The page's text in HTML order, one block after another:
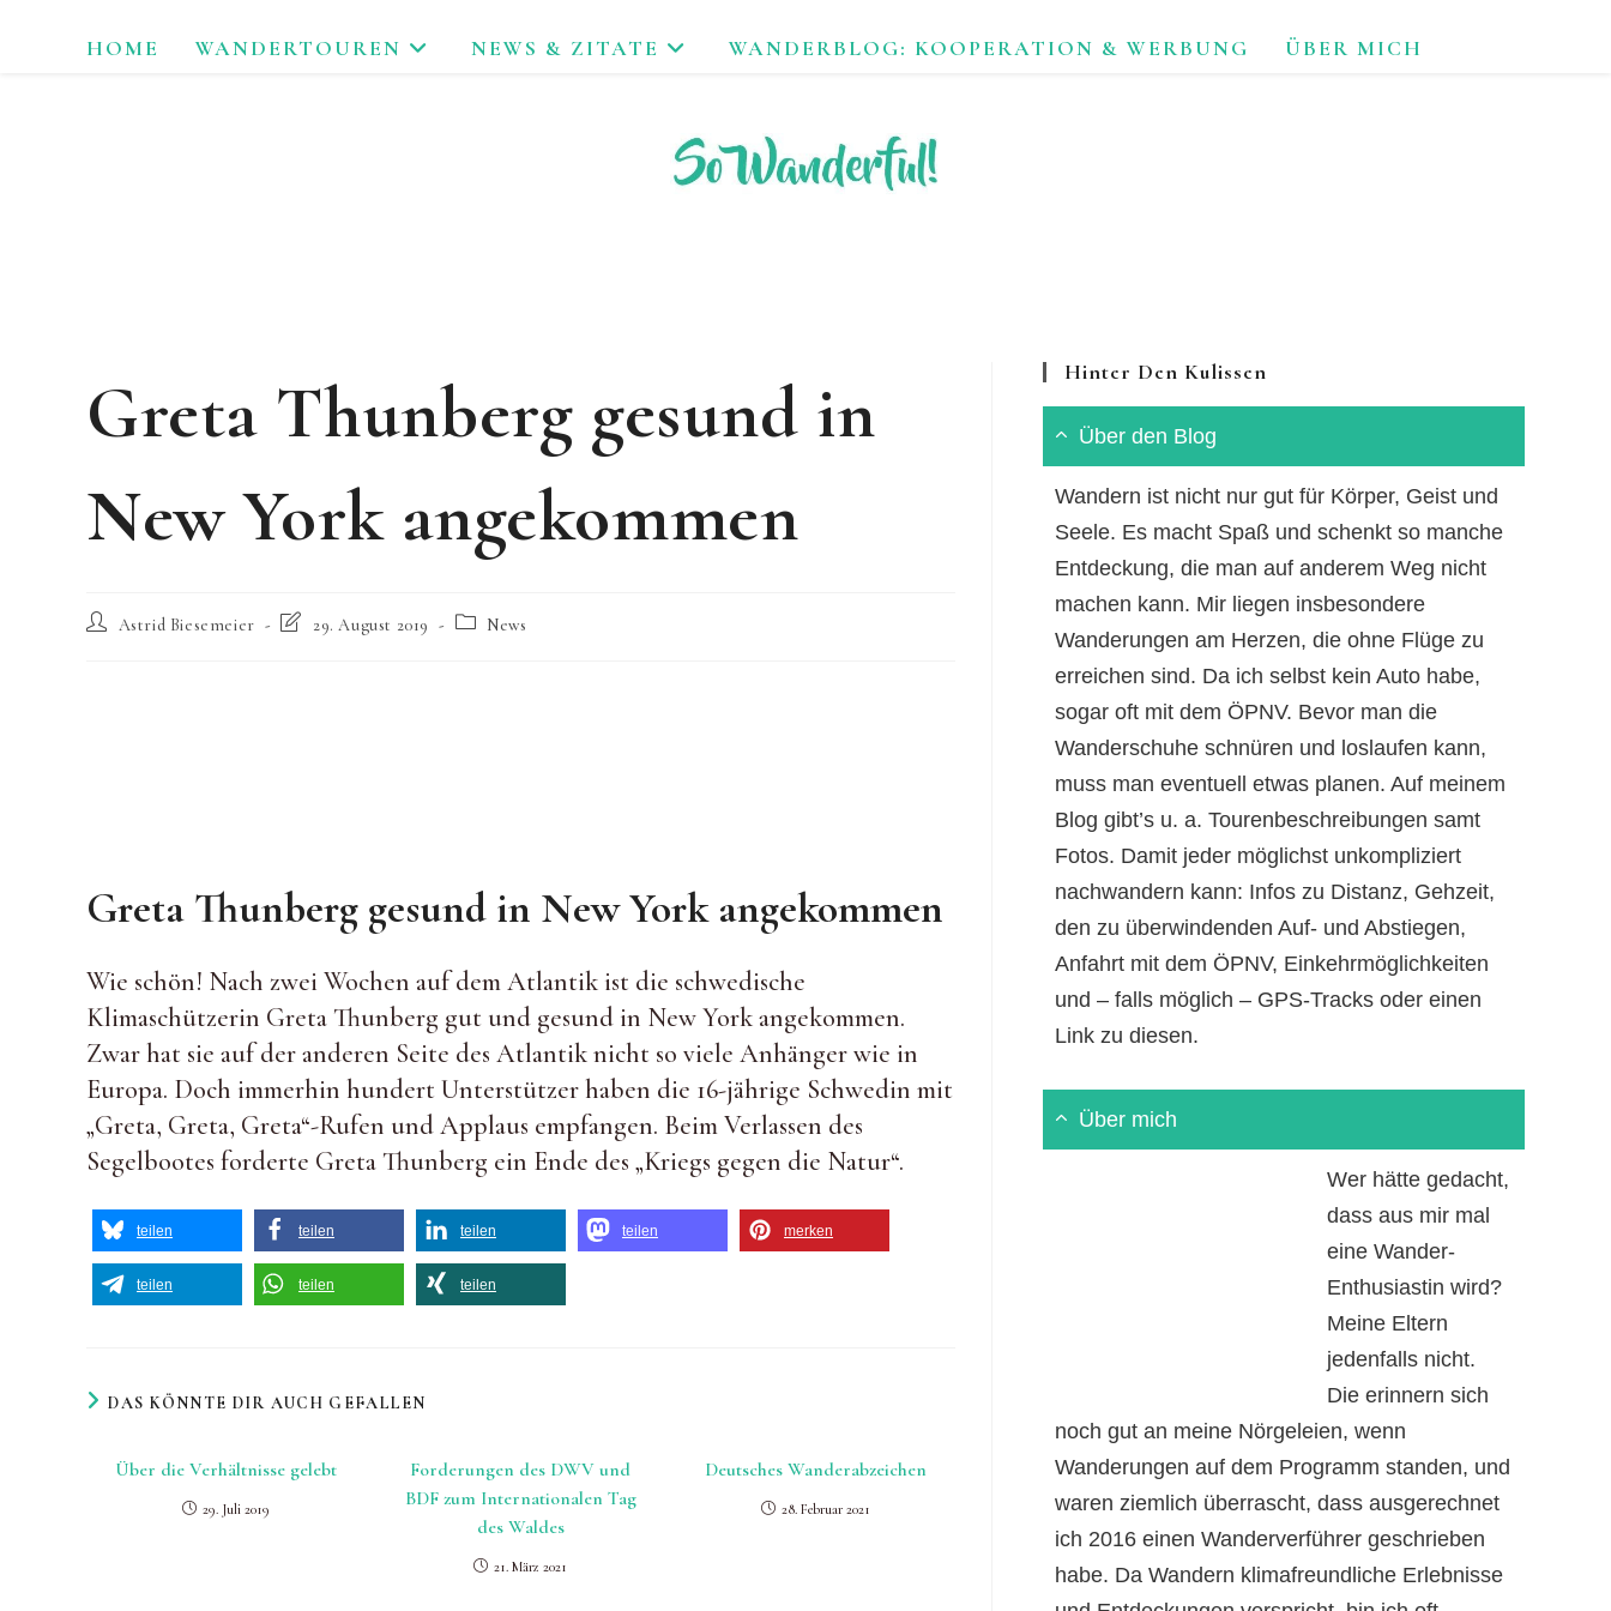
HOME WANDERTOUREN NEWS & ZITATE WANDERBLOG: KOOPERATION & WERBUNG ÜBER MICH
Greta Thunberg gesund in
New York angekommen
Beitrags-Astrid Biesemeier
Beitrag29. August 2019
Beitrags-
News
Greta Thunberg gesund in New York angekommen
Wie schön! Nach zwei Wochen auf dem Atlantik ist die schwedische
Klimaschützerin Greta Thunberg gut und gesund in New York angekommen.
Zwar hat sie auf der anderen Seite des Atlantik nicht so viele Anhänger wie in
Europa. Doch immerhin hundert Unterstützer haben die 16-jährige Schwedin mit
„Greta, Greta, Greta“-Rufen und Applaus empfangen. Beim Verlassen des
Segelbootes forderte Greta Thunberg ein Ende des „Kriegs gegen die Natur“.
teilen teilen teilen teilen merken
teilen teilen teilen
DAS KÖNNTE DIR AUCH GEFALLEN
Über die Verhältnisse gelebt
29. Juli 2019
Forderungen des DWV und
BDF zum Internationalen Tag
des Waldes
21. März 2021
Deutsches Wanderabzeichen
28. Februar 2021
Hinter Den Kulissen
Über den Blog
Wandern ist nicht nur gut für Körper, Geist und
Seele. Es macht Spaß und schenkt so manche
Entdeckung, die man auf anderem Weg nicht
machen kann. Mir liegen insbesondere
Wanderungen am Herzen, die ohne Flüge zu
erreichen sind. Da ich selbst kein Auto habe,
sogar oft mit dem ÖPNV. Bevor man die
Wanderschuhe schnüren und loslaufen kann,
muss man eventuell etwas planen. Auf meinem
Blog gibt’s u. a. Tourenbeschreibungen samt
Fotos. Damit jeder möglichst unkompliziert
nachwandern kann: Infos zu Distanz, Gehzeit,
den zu überwindenden Auf- und Abstiegen,
Anfahrt mit dem ÖPNV, Einkehrmöglichkeiten
und – falls möglich – GPS-Tracks oder einen
Link zu diesen.
Über mich
Wer hätte gedacht,
dass aus mir mal
eine Wander-
Enthusiastin wird?
Meine Eltern
jedenfalls nicht.
Die erinnern sich
noch gut an meine Nörgeleien, wenn
Wanderungen auf dem Programm standen, und
waren ziemlich überrascht, dass ausgerechnet
ich 2016 einen Wanderverführer geschrieben
habe. Da Wandern klimafreundliche Erlebnisse